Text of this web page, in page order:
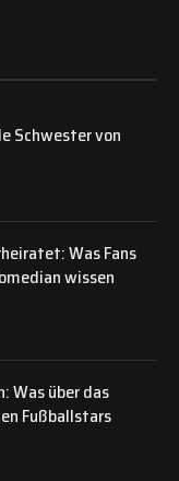
Schwester von
Was Fans
wissen
Was über das
Fußballstars